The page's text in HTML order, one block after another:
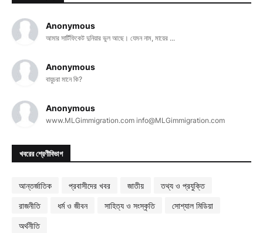
Anonymous
আমার সার্টিফিকেট দুনিয়ার ভুল আছে। যেমন নাম, মায়ের ...
Anonymous
বায়ুচরা মানে কি?
Anonymous
www.MLGimmigration.com info@MLGimmigration.com
খবরের শ্রেণীবিভাগ
আন্তর্জাতিক প্রবাসীদের খবর জাতীয়
তথ্য ও প্রযুক্তি
রাজনীতি
ধর্ম ও জীবন সাহিত্য ও সংস্কৃতি
সোশ্যাল মিডিয়া
অর্থনীতি